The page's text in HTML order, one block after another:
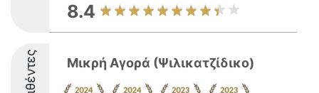
8.4
Μικρή Αγορά (Ψιλικατζίδικο)